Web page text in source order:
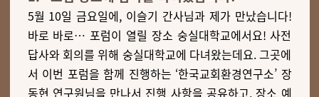
5월 10일 금요일에, 이슬기 간사님과 제가 만났습니다!
바로 바로… 포럼이 열릴 장소 숭실대학교에서요! 사전
답사와 회의를 위해 숭실대학교에 다녀왔는데요. 그곳에
서 이번 포럼을 함께 진행하는 ‘한국교회환경연구소’ 장
동현 연구원님을 만나서 진행 사항을 공유하고, 장소 예